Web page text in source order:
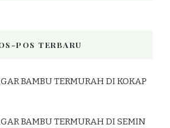
POS TERBARU
BAMBU TERMURAH DI KOKAP
BAMBU TERMURAH DI SEMIN